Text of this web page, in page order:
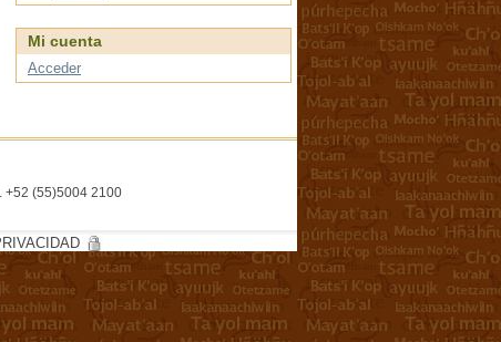
Mi cuenta
Acceder
+52 (55)5004 2100